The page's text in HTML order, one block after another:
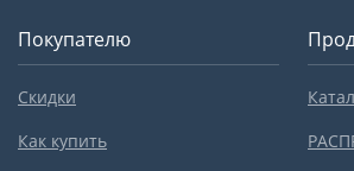
Покупателю
Скидки
Как купить